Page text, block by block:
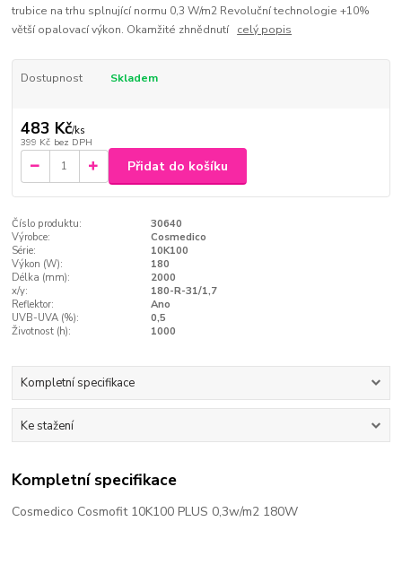
trubice na trhu splnující normu 0,3 W/m2 Revoluční technologie +10%
větší opalovací výkon. Okamžité zhnědnutí celý popis
Dostupnost Skladem
483 Kč/ks
399 Kč bez DPH
Přidat do košíku
Číslo produktu:
30640
Výrobce:
Cosmedico
Série:
10K100
Výkon (W):
180
Délka (mm):
2000
x/y:
180-R-31/1,7
Reflektor:
Ano
UVB-UVA (%):
0,5
Životnost (h):
1000
Kompletní specifikace
Ke stažení
Kompletní specifikace
Cosmedico Cosmofit 10K100 PLUS 0,3w/m2 180W